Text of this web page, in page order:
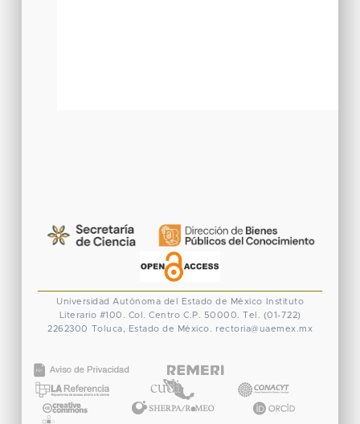
Universidad Autónoma del Estado de México
Instituto
Literario #100. Col. Centro C.P. 50000. Tel. (01-722)
2262300 Toluca, Estado de México. rectoria@uaemex.mx